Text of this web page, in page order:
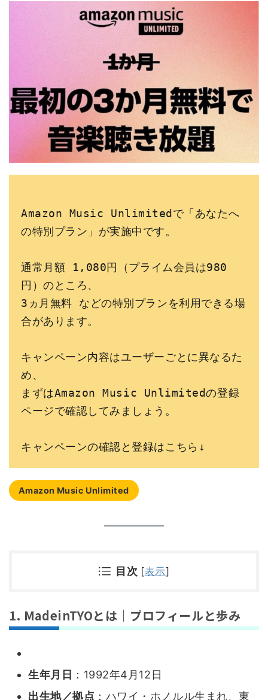
Amazon Music Unlimitedで「あなたへ
の特別プラン」が実施中です。
通常月額 1,080円（プライム会員は980
円）のところ、
3ヵ月無料 などの特別プランを利用できる場
合があります。
キャンペーン内容はユーザーごとに異なるた
め、
まずはAmazon Music Unlimitedの登録
ページで確認してみましょう。
キャンペーンの確認と登録はこちら↓
Amazon Music Unlimited
目次 [表示]
1. MadeinTYOとは｜プロフィールと歩み
生年月日 ：1992年4月12日
出生地／拠点 ：ハワイ・ホノルル生まれ、東